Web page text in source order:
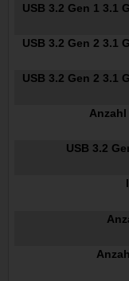
USB 3.2 Gen 1 3.1
USB 3.2 Gen 2 3.1
USB 3.2 Gen 2 3.1
USB 3.2